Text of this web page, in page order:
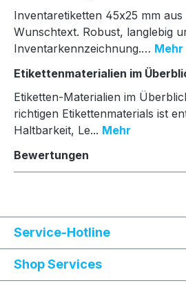
Inventaretiketten 45x25 mm aus
Wunschtext. Robust, langlebig
Inventarkennzeichnung.… Mehr
Etikettenmaterialien im
Etiketten-Materialien im
richtigen Etikettenmaterials ist
Haltbarkeit, Le... Mehr
Bewertungen
Service-Hotline
Shop Services